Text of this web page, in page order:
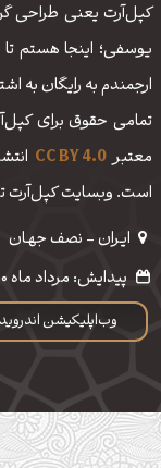
کپل‌آرت یعنی طراحی
یوسفی؛ اینجا هستم
ارجمندم به رایگان به
تمامی حقوق برای
معتبرCC BY 4.0
است. وبسایت کپل‌آرت
ایـران - نصف جهـان
وب‌اپلیکیشن
پیدایش: مرداد ماه 1400